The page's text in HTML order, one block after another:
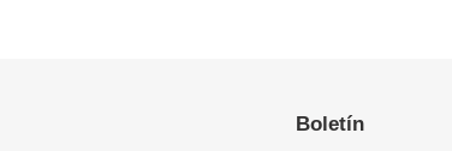
Boletín